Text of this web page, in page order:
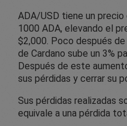
ADA/USD tiene un
1000 ADA, elevando el
$2,000. Poco después
de Cardano sube un 3%
Después de este
sus pérdidas y cerrar su
Sus pérdidas realizadas
equivale a una pérdida